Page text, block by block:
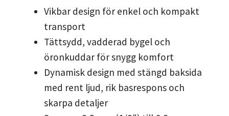
Vikbar design för enkel och kompakt
transport
Tättsydd, vadderad bygel och
öronkuddar för snygg komfort
Dynamisk design med stängd baksida
med rent ljud, rik basrespons och
skarpa detaljer